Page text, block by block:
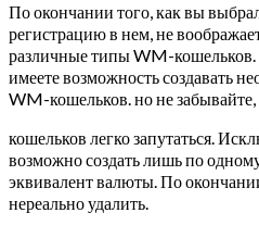
По окончании того, как вы
регистрацию в нем, не
различные типы WM-
имеете возможность создавать
WM-кошельков. но не
кошельков легко запутаться.
возможно создать лишь по
эквивалент валюты. По
нереально удалить.